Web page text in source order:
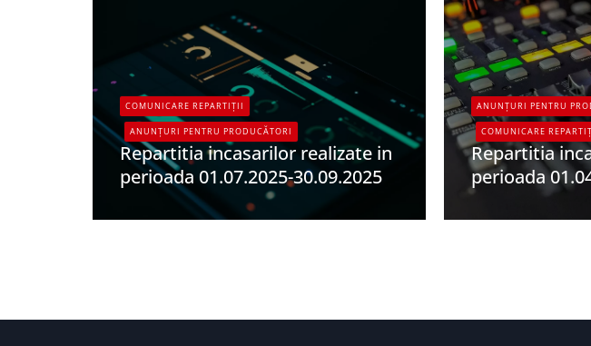
COMUNICARE REPARTIȚII
ANUNȚURI PENTRU PRODUCĂTORI
Repartitia incasarilor realizate in
perioada 01.07.2025-30.09.2025
ANUNȚURI PENTRU
COMUNICARE
Repartitia
perioada